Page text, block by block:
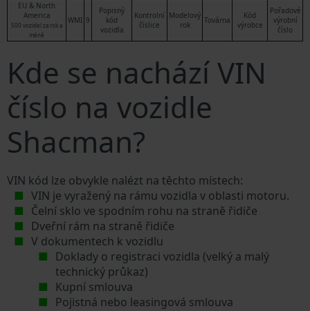
EU & North
America
500 vozidel za rok a
méně
WMI 9
Popisný
kód
vozidla
Kontrolní
číslice
Modelový
rok
Továrna
Kód
výrobce
Pořadové
výrobní
číslo
Kde se nachází VIN
číslo na vozidle
Shacman?
VIN kód lze obvykle nalézt na těchto místech:
VIN je vyražený na rámu vozidla v oblasti motoru.
Čelní sklo ve spodním rohu na straně řidiče
Dveřní rám na straně řidiče
V dokumentech k vozidlu
Doklady o registraci vozidla (velký a malý
technický průkaz)
Kupní smlouva
Pojistná nebo leasingová smlouva